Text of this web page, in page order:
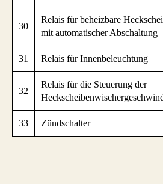
30
Relais für beheizbare
mit automatischer Abschaltung
31 Relais für Innenbeleuchtung
32
Relais für die Steuerung der
33 Zündschalter